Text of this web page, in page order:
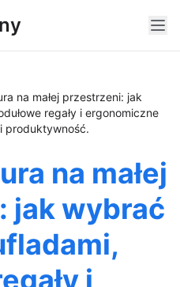
na małej przestrzeni: jak
regały i ergonomiczne
produktywność.
na małej
jak wybrać
i